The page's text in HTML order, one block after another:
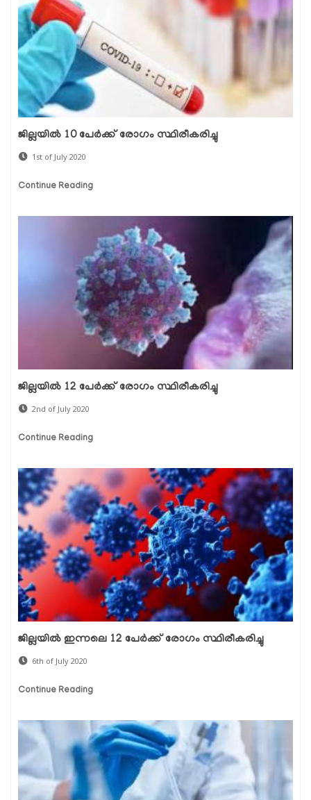
ജില്ലയില്‍ 10 പേര്‍ക്ക് രോഗം സ്ഥിരീകരിച്ചു
1st of July 2020
Continue Reading
ജില്ലയില്‍ 12 പേര്‍ക്ക് രോഗം സ്ഥിരീകരിച്ചു
2nd of July 2020
Continue Reading
ജില്ലയില്‍ ഇന്നലെ 12 പേര്‍ക്ക് രോഗം സ്ഥിരീകരിച്ചു
6th of July 2020
Continue Reading